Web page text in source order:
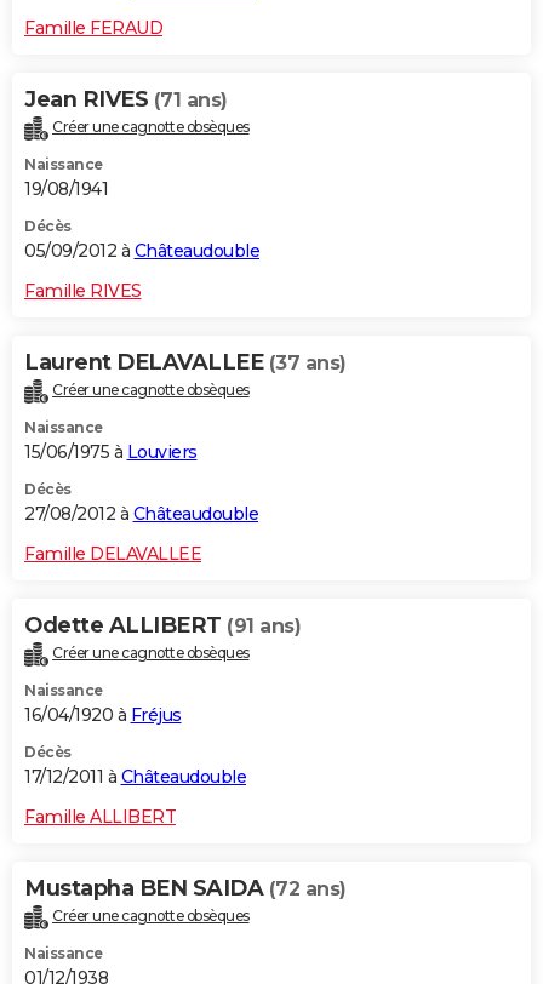
Famille FERAUD
Jean RIVES (71 ans)
Créer une cagnotte obsèques
Naissance
19/08/1941
Décès
05/09/2012 à Châteaudouble
Famille RIVES
Laurent DELAVALLEE (37 ans)
Créer une cagnotte obsèques
Naissance
15/06/1975 à Louviers
Décès
27/08/2012 à Châteaudouble
Famille DELAVALLEE
Odette ALLIBERT (91 ans)
Créer une cagnotte obsèques
Naissance
16/04/1920 à Fréjus
Décès
17/12/2011 à Châteaudouble
Famille ALLIBERT
Mustapha BEN SAIDA (72 ans)
Créer une cagnotte obsèques
Naissance
01/12/1938